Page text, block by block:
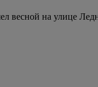
весной на улице